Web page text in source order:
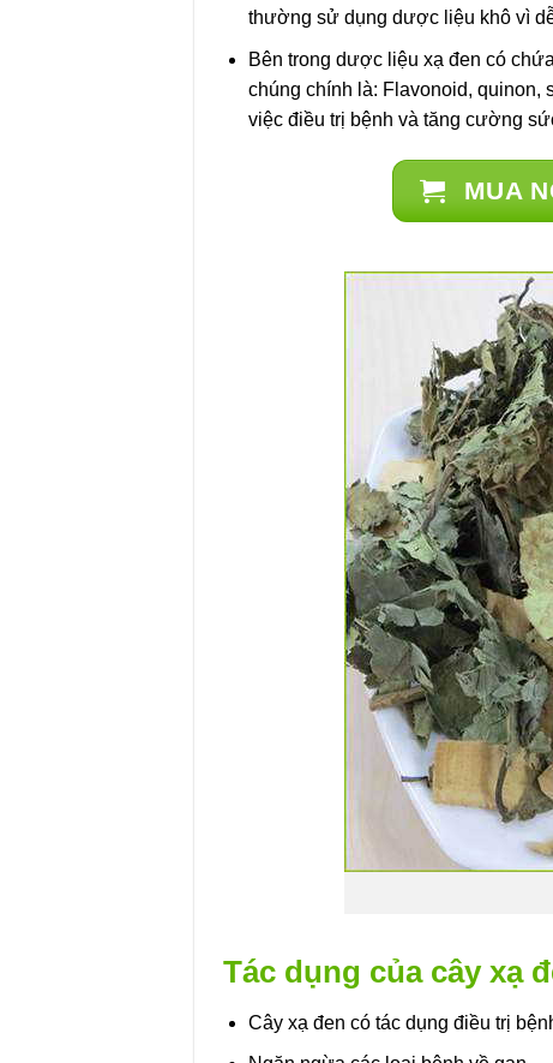
thường sử dụng dược liệu khô vì
Bên trong dược liệu xạ đen có
chúng chính là: Flavonoid,
việc điều trị bệnh và tăng cường
MUA
Tác dụng của cây xạ
Cây xạ đen có tác dụng điều trị